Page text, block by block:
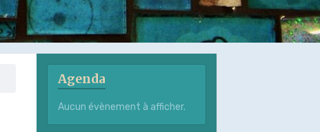
Agenda
Aucun évènement à afficher.